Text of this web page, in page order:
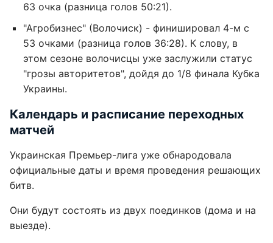
63 очка (разница голов 50:21).
"Агробизнес" (Волочиск) - финишировал 4-м с
53 очками (разница голов 36:28). К слову, в
этом сезоне волочисцы уже заслужили статус
"грозы авторитетов", дойдя до 1/8 финала Кубка
Украины.
Календарь и расписание переходных
матчей
Украинская Премьер-лига уже обнародовала
официальные даты и время проведения решающих
битв.
Они будут состоять из двух поединков (дома и на
выезде).